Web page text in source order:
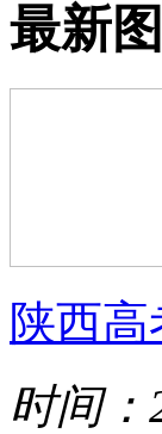
最新
陕西
时间：